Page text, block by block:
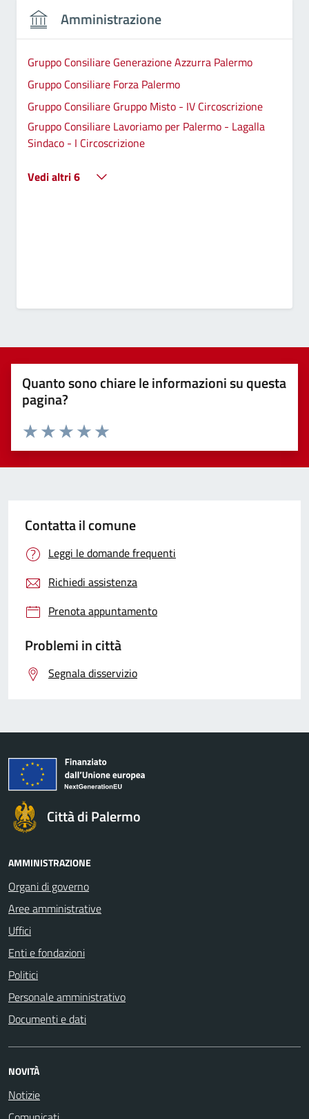
Amministrazione
Gruppo Consiliare Generazione Azzurra Palermo
Gruppo Consiliare Forza Palermo
Gruppo Consiliare Gruppo Misto - IV Circoscrizione
Gruppo Consiliare Lavoriamo per Palermo - Lagalla
Sindaco - I Circoscrizione
Vedi altri 6
Quanto sono chiare le informazioni su questa
pagina?
Valuta 5 stelle su 5
Valuta 4 stelle su 5
Valuta 3 stelle su 5
Valuta 2 stelle su 5
Valuta 1 stelle su 5
Contatta il comune
Leggi le domande frequenti
Richiedi assistenza
Prenota appuntamento
Problemi in città
Segnala disservizio
Città di Palermo
AMMINISTRAZIONE
Organi di governo
Aree amministrative
Uffici
Enti e fondazioni
Politici
Personale amministrativo
Documenti e dati
NOVITÀ
Notizie